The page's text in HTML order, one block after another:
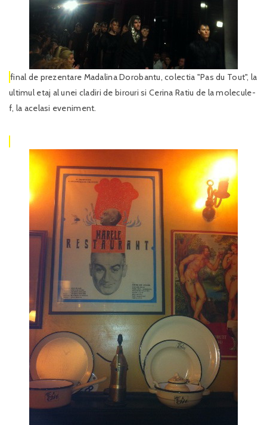
final de prezentare Madalina Dorobantu, colectia "Pas du Tout", la
ultimul etaj al unei cladiri de birouri si Cerina Ratiu de la molecule-
f, la acelasi eveniment.